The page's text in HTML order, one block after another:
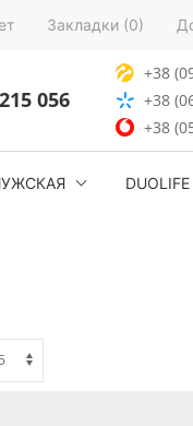
Закладки (0)
215 056
+38
+38
+38
DUOLIFE